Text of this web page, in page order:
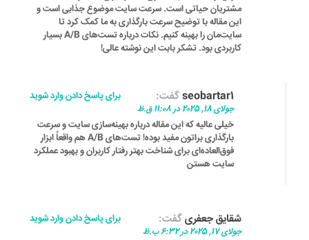
مشتریان حیاتی است. سرعت سایت موضوع جذابی است و
این مقاله با توضیح سرعت بارگذاری به ما کمک کرد تا
سایت‌مان را بهینه کنیم. نکات درباره تست‌های A/B بسیار
کاربردی بود. تشکر بابت این نوشته عالی!
seobartar1گفت:
جولای 18, 2025 در 11:08 ق.ظ
خیلی عالیه که این مقاله درباره بهینه‌سازی سایت و سرعت
بارگذاری براتون مفید بوده! تست‌های A/B هم واقعاً ابزار
فوق‌العاده‌ای برای شناخت بهتر رفتار کاربران و بهبود عملکرد
سایت هستن
برای پاسخ دادن وارد شوید
شقایق جعفریگفت:
جولای 17, 2025 در 6:32 ب.ظ
برای پاسخ دادن وارد شوید